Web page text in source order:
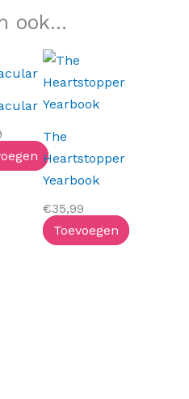
ook...
The
Heartstopper
Yearbook
€35,99
Toevoegen